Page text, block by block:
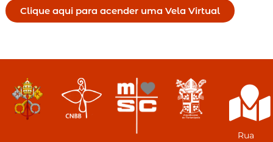
Clique aqui para acender uma Vela Virtual
Rua